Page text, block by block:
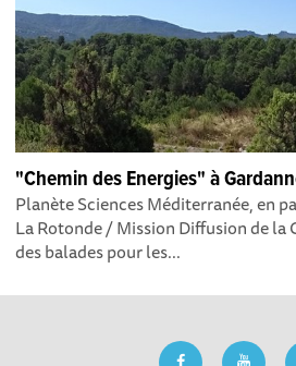
"Chemin des Energies" à
Planète Sciences Méditerranée, en
La Rotonde / Mission Diffusion de la
des balades pour les...